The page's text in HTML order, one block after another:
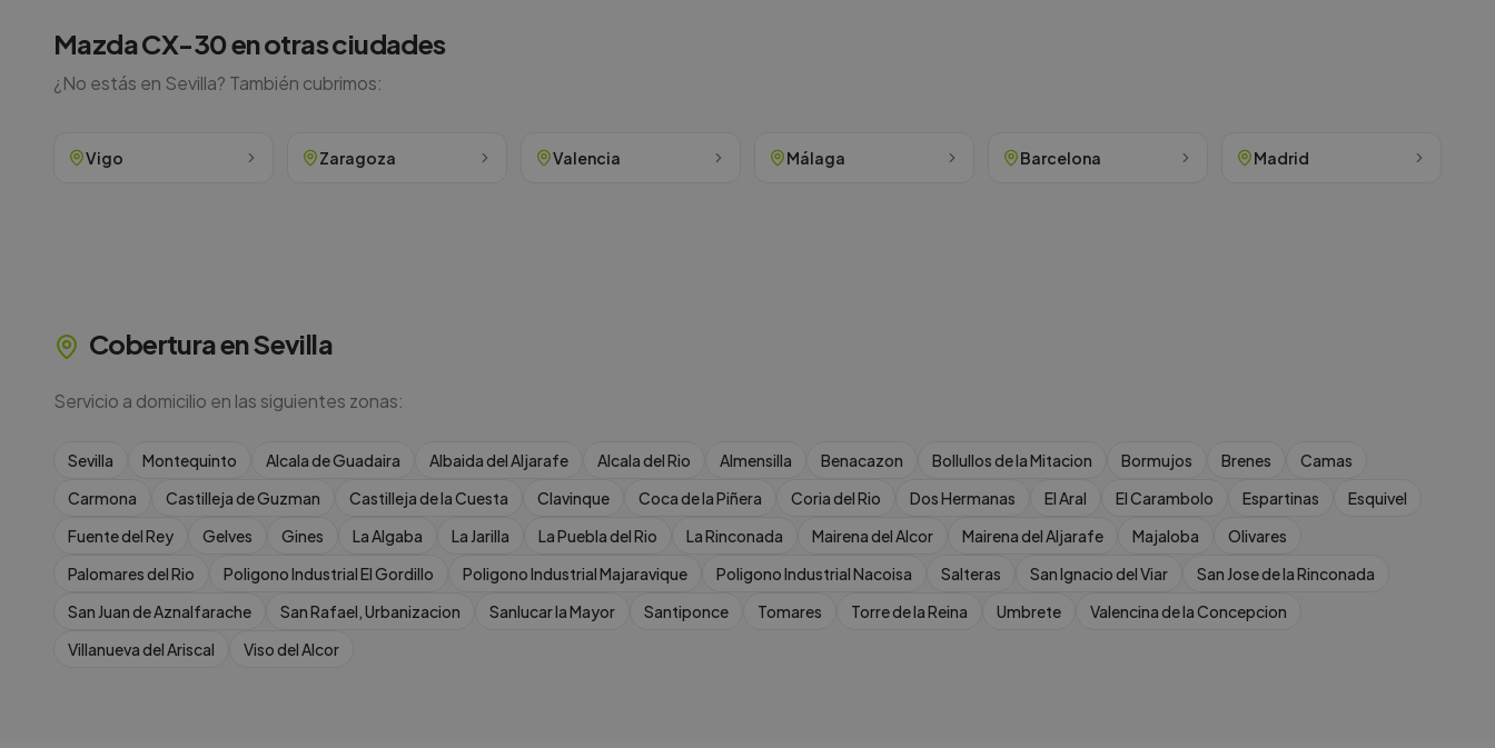
MazdaCX-30en otras ciudades
¿No estás en Sevilla? También cubrimos:
Vigo Zaragoza Valencia Málaga Barcelona Madrid
Cobertura enSevilla
Servicio a domicilio en las siguientes zonas:
Sevilla Montequinto Alcala de Guadaira Albaida del Aljarafe Alcala del Rio Almensilla Benacazon Bollullos de la Mitacion Bormujos Brenes
Camas
Carmona
Castilleja de Guzman Castilleja de la Cuesta Clavinque Coca de la Piñera Coria del Rio Dos Hermanas El Aral El Carambolo Espartinas
Esquivel
Fuente del Rey
Gelves Gines La Algaba La Jarilla La Puebla del Rio La Rinconada Mairena del Alcor Mairena del Aljarafe Majaloba
Olivares
Palomares del Rio
Poligono Industrial El Gordillo Poligono Industrial Majaravique Poligono Industrial Nacoisa Salteras San Ignacio del Viar
San Jose de la Rinconada
San Juan de Aznalfarache
San Rafael, Urbanizacion Sanlucar la Mayor Santiponce Tomares Torre de la Reina Umbrete
Valencina de la Concepcion
Villanueva del Ariscal
Viso del Alcor